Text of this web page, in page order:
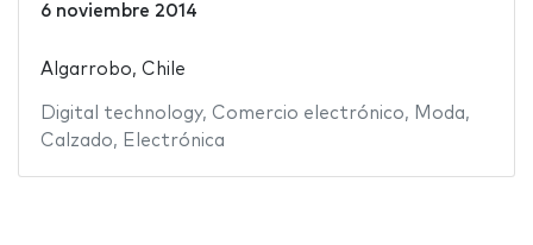
6 noviembre 2014
Algarrobo, Chile
Digital technology, Comercio electrónico, Moda,
Calzado, Electrónica